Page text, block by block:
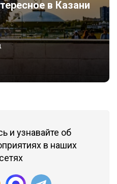
в Казани
и узнавайте об
в наших